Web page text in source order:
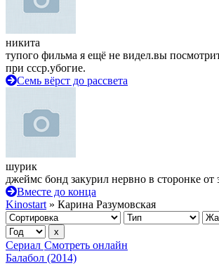
никита
тупого фильма я ещё не видел.вы
при ссср.убогие.
Семь вёрст до рассвета
шурик
джеймс бонд закурил нервно в сторонке от
Вместе до конца
Kinostart » Карина Разумовская
Сериал Смотреть онлайн
Балабол (2014)